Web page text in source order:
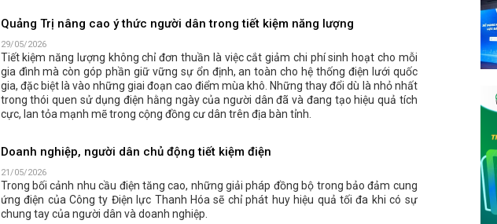
Quảng Trị nâng cao ý thức người dân trong tiết kiệm năng lượng
29/05/2026
Tiết kiệm năng lượng không chỉ đơn thuần là việc cắt giảm chi phí sinh hoạt cho mỗi
gia đình mà còn góp phần giữ vững sự ổn định, an toàn cho hệ thống điện lưới quốc
gia, đặc biệt là vào những giai đoạn cao điểm mùa khô. Những thay đổi dù là nhỏ nhất
trong thói quen sử dụng điện hằng ngày của người dân đã và đang tạo hiệu quả tích
cực, lan tỏa mạnh mẽ trong cộng đồng cư dân trên địa bàn tỉnh.
Doanh nghiệp, người dân chủ động tiết kiệm điện
21/05/2026
Trong bối cảnh nhu cầu điện tăng cao, những giải pháp đồng bộ trong bảo đảm cung
ứng điện của Công ty Điện lực Thanh Hóa sẽ chỉ phát huy hiệu quả tối đa khi có sự
chung tay của người dân và doanh nghiệp.